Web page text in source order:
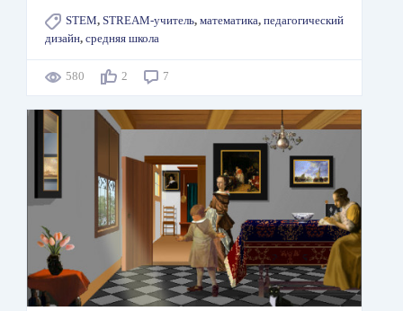
STEM, STREAM-учитель, математика, педагогический
дизайн, средняя школа
580 2 7